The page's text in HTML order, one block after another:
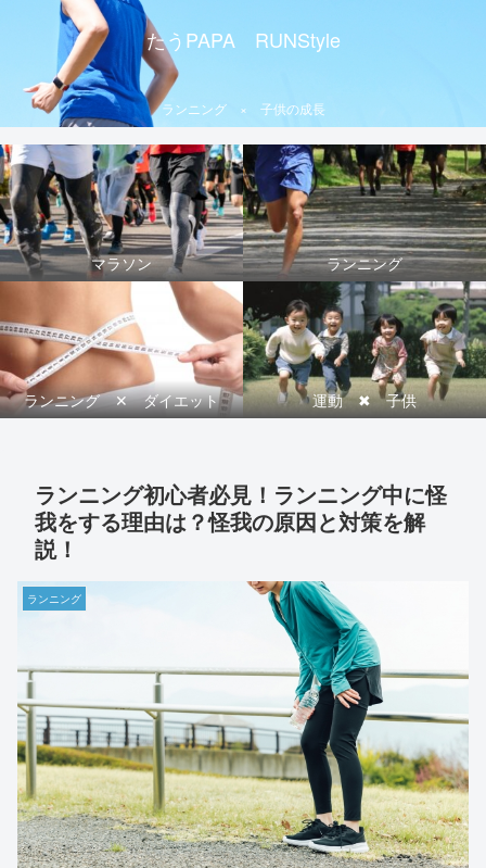
たうPAPA RUNStyle
ランニング × 子供の成長
マラソン ランニング
ランニング ✕ ダイエット 運動 ✖ 子供
ランニング初心者必見！ランニング中に怪
我をする理由は？怪我の原因と対策を解
説！
ランニング